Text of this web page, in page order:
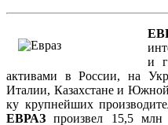
и
активами в России, на
Италии, Казахстане и
ку крупнейших
ЕВРАЗ произвел 15,5 млн